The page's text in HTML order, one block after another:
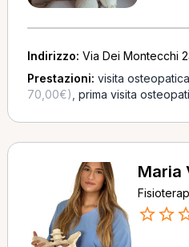
Indirizzo: Via Dei Montecchi
Prestazioni: visita
70,00€) prima visita
Maria